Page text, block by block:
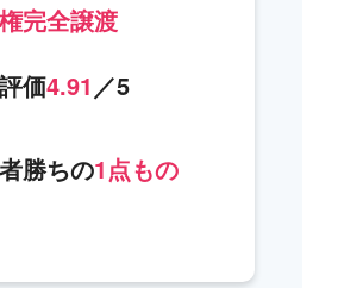
完全譲渡
価4.91 ／5
勝ちの1点もの